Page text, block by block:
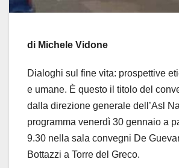
di Michele Vidone
Dialoghi sul fine vita: prospettive
e umane. È questo il titolo del
dalla direzione generale dell’Asl
programma venerdì 30 gennaio a
9.30 nella sala convegni De
Bottazzi a Torre del Greco.